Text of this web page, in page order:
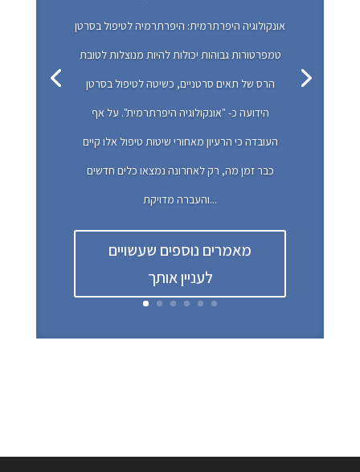
אונקולוגיה היפרתרמית: היפרתרמיה לטיפול בסרטן
טמפרטורות גבוהות יכולות להיות מנוצלות לטובת
הרס של תאים סרטניים, כשיטה לטיפול בסרטן
הידועה כ- "אונקולוגיה היפרתרמית". על אף
העובדה כי הרעיון מאחורי שיטות טיפול אלו קיים
כבר זמן מה, רק לאחרונה נמצאו כלים חדשים
והעברה מדויקת...
מאמרים נוספים שעשויים
לעניין אותך